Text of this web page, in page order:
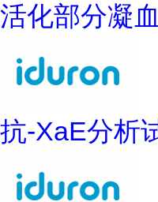
活化部分凝
抗-XaE分析